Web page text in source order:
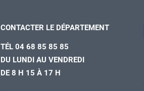
CONTACTER LE DÉPARTEMENT
TÉL 04 68 85 85 85
DU LUNDI AU VENDREDI
DE 8 H 15 À 17 H